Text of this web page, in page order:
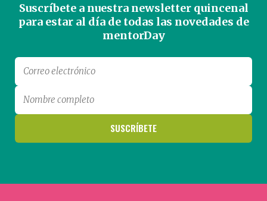
Suscríbete a nuestra newsletter quincenal
para estar al día de todas las novedades de
mentorDay